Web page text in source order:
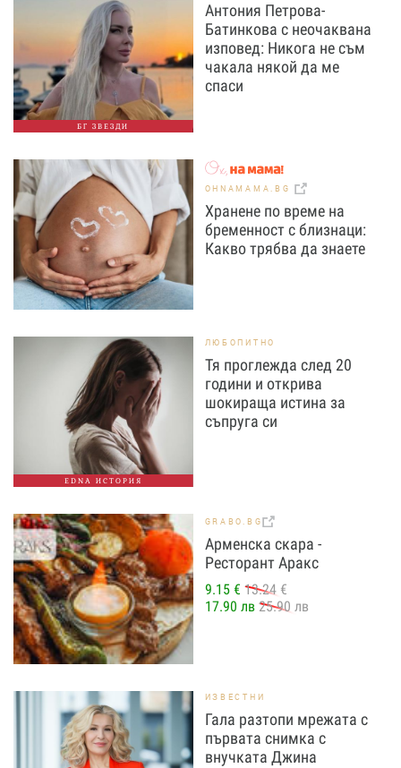
БГ ЗВЕЗДИ
Антония Петрова-
Батинкова с неочаквана
изповед: Никога не съм
чакала някой да ме
спаси
OHNAMAMA.BG
Хранене по време на
бременност с близнаци:
Какво трябва да знаете
EDNA ИСТОРИЯ
ЛЮБОПИТНО
Тя проглежда след 20
години и открива
шокираща истина за
съпруга си
GRABO.BG
Арменска скара -
Ресторант Аракс
9.15 € 13.24 €
17.90 лв 25.90 лв
ИЗВЕСТНИ
Гала разтопи мрежата с
първата снимка с
внучката Джина